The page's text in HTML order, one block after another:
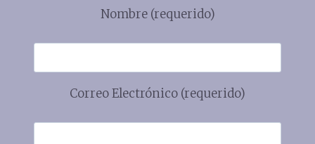
Nombre (requerido)
Correo Electrónico (requerido)